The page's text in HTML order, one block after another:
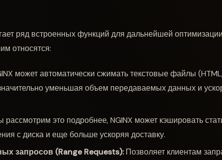
ряд встроенных функций для дальнейшей
относятся:
может автоматически сжимать текстовые файлы
уменьшая объем передаваемых данных и
это подробнее, NGINX может кэшировать
с диска и еще больше ускоряя доставку.
запросов (Range Requests):Позволяет клиентам